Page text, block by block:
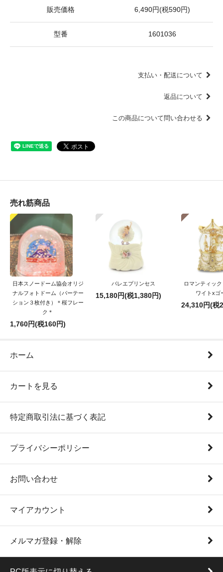
販売価格 6,490円(税590円)
型番 1601036
支払い・配送について
返品について
この商品について問い合わせる
売れ筋商品
日本スノードーム協会オリジ
ナルフォトドーム（パーテー
ション３枚付き）＊桜フレー
ク＊
1,760円(税160円)
バレエプリンセス
15,180円(税1,380円)
ロマンティッ
ワイトxゴ
24,310円(税
ホーム
カートを見る
特定商取引法に基づく表記
プライバシーポリシー
お問い合わせ
マイアカウント
メルマガ登録・解除